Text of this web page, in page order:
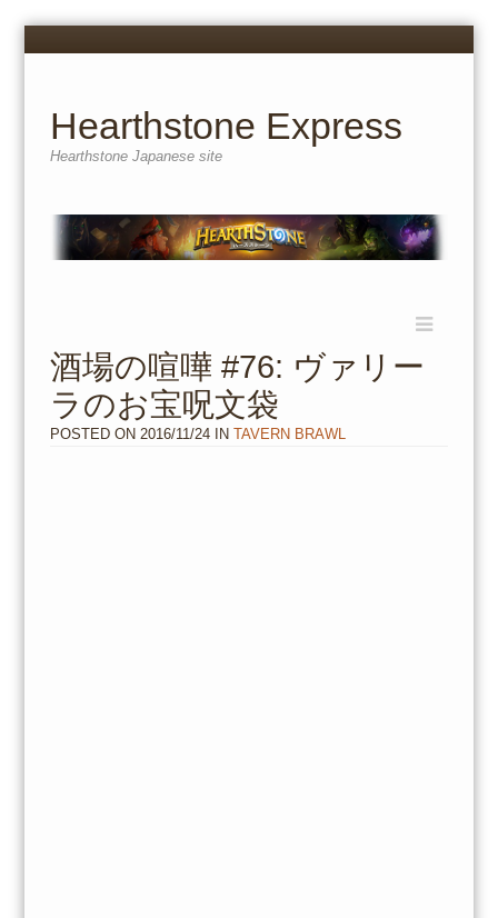
Menu
Hearthstone Express
Hearthstone Japanese site
content
酒場の喧嘩 #76: ヴァリー
ラのお宝呪文袋
POSTED ON 2016/11/24IN TAVERN BRAWL